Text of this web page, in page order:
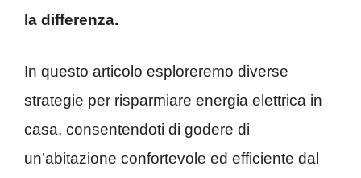
la differenza.
In questo articolo esploreremo diverse
strategie per risparmiare energia elettrica in
casa, consentendoti di godere di
un’abitazione confortevole ed efficiente dal